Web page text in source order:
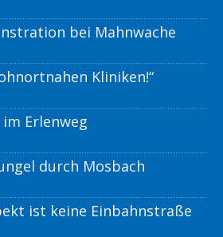
bei Mahnwache
Kliniken!“
Erlenweg
durch Mosbach
ist keine Einbahnstraße